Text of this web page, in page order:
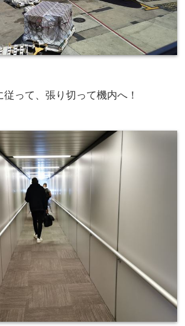
って、張り切って機内へ！